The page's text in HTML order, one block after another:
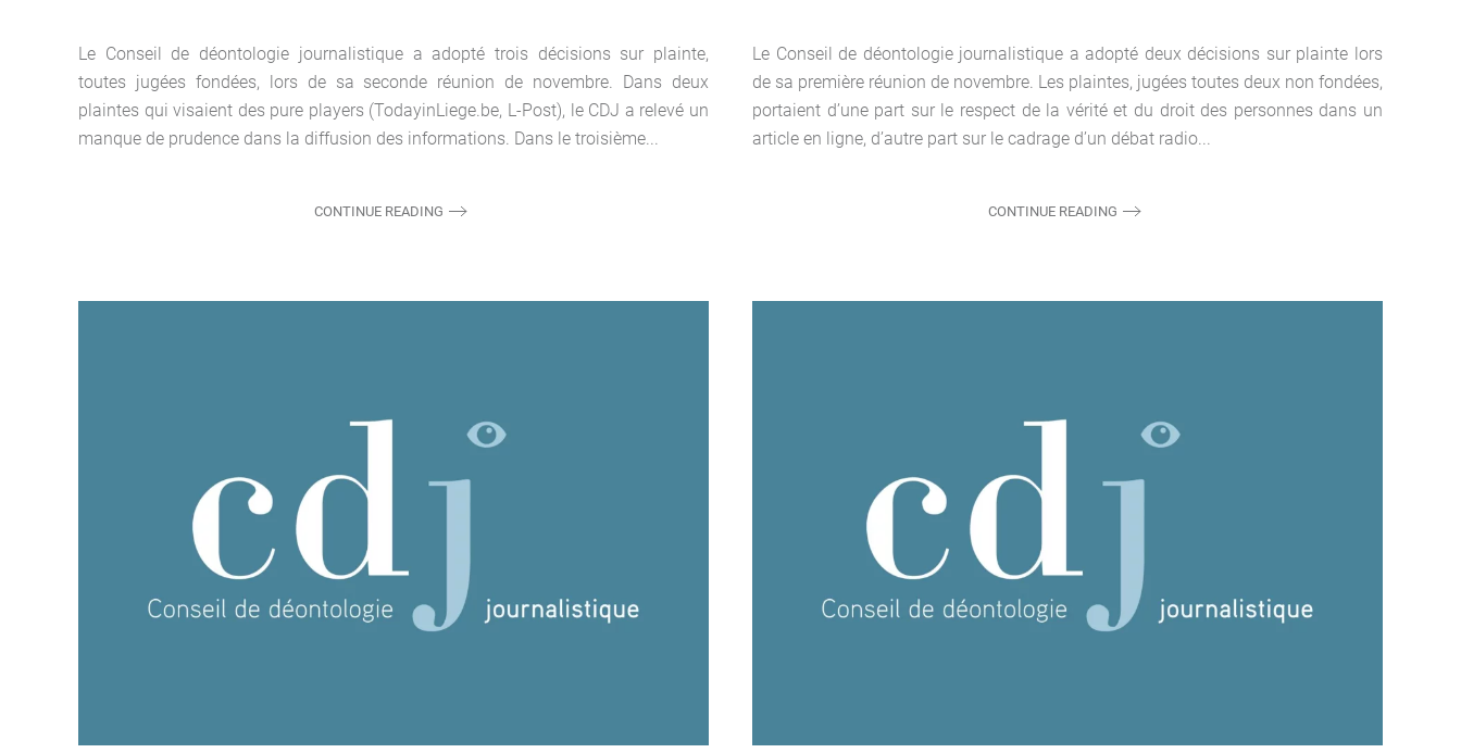
Le Conseil de déontologie journalistique a adopté trois décisions sur plainte,
toutes jugées fondées, lors de sa seconde réunion de novembre. Dans deux
plaintes qui visaient des pure players (TodayinLiege.be, L-Post), le CDJ a relevé un
manque de prudence dans la diffusion des informations. Dans le troisième...
CONTINUE READING
Le Conseil de déontologie journalistique a adopté deux décisions sur plainte lors
de sa première réunion de novembre. Les plaintes, jugées toutes deux non fondées,
portaient d’une part sur le respect de la vérité et du droit des personnes dans un
article en ligne, d’autre part sur le cadrage d’un débat radio...
CONTINUE READING